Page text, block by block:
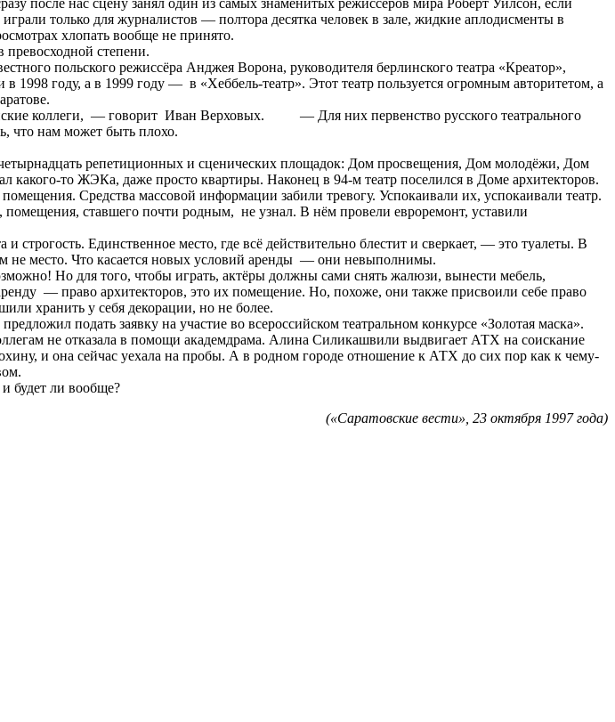
после нас сцену занял один из самых знаменитых режиссёров мира Роберт Уилсон, если
только для журналистов — полтора десятка человек в зале, жидкие аплодисменты в
хлопать вообще не принято.
степени.
польского режиссёра Анджея Ворона, руководителя берлинского театра «Креатор»,
году, а в 1999 году — в «Хеббель-театр». Этот театр пользуется огромным авторитетом, а
коллеги, — говорит Иван Верховых. — Для них первенство русского театрального
что нам может быть плохо.
репетиционных и сценических площадок: Дом просвещения, Дом молодёжи, Дом
то ЖЭКа, даже просто квартиры. Наконец в 94-м театр поселился в Доме архитекторов.
Средства массовой информации забили тревогу. Успокаивали их, успокаивали театр.
ставшего почти родным, не узнал. В нём провели евроремонт, уставили
Единственное место, где всё действительно блестит и сверкает, — это туалеты. В
не место. Что касается новых условий аренды — они невыполнимы.
Но для того, чтобы играть, актёры должны сами снять жалюзи, вынести мебель,
— право архитекторов, это их помещение. Но, похоже, они также присвоили себе право
хранить у себя декорации, но не более.
подать заявку на участие во всероссийском театральном конкурсе «Золотая маска».
не отказала в помощи академдрама. Алина Силикашвили выдвигает АТХ на соискание
и она сейчас уехала на пробы. А в родном городе отношение к АТХ до сих пор как к чему-
будет ли вообще?
(«Саратовские вести», 23 октября 1997 года)